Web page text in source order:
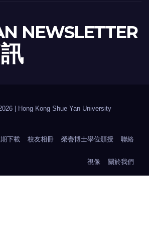
NEWSLETTER
| Hong Kong Shue Yan University
下載 校友相冊 榮譽博士學位頒授 聯絡
視像 關於我們